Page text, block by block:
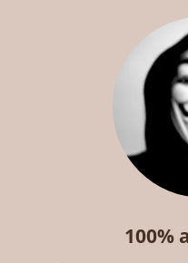
100%